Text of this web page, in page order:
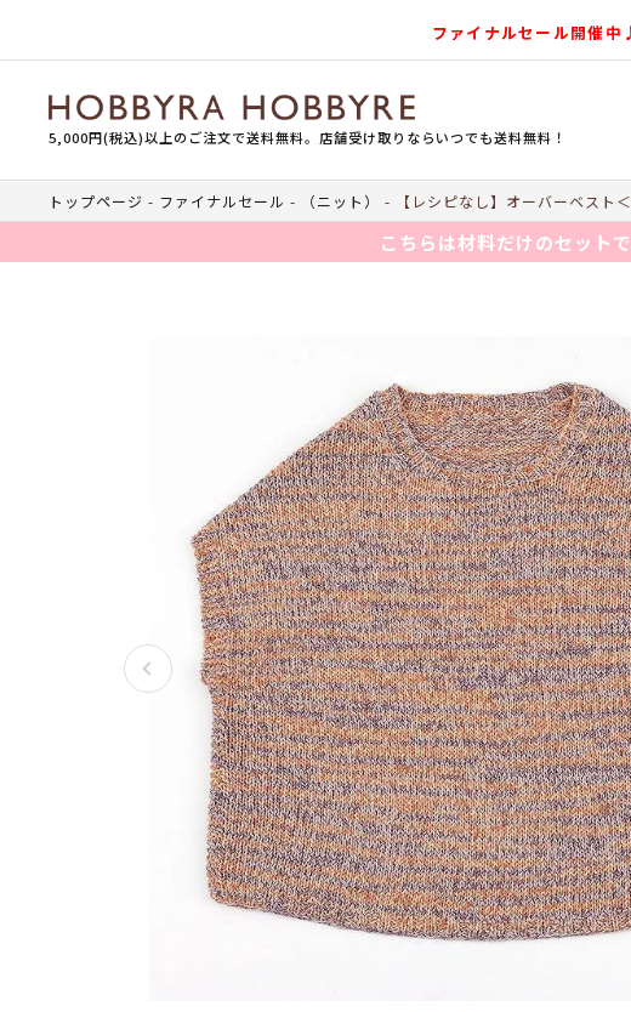
ファイナルセール開催
5,000円(税込)以上のご注文で送料無料。店舗受け取りならいつでも送料無料！
トップページ ファイナルセール （ニット） 【レシピなし】オーバーベスト
こちらは材料だけのセット